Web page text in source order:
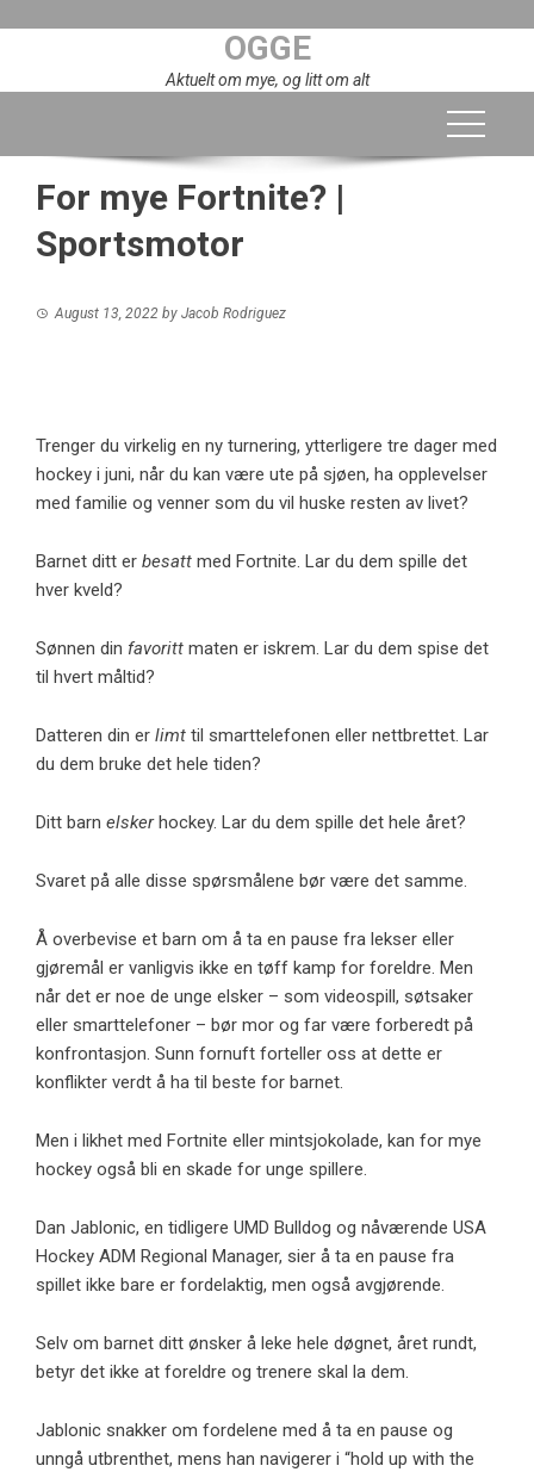
OGGE
Aktuelt om mye, og litt om alt
For mye Fortnite? |
Sportsmotor
August 13, 2022 by Jacob Rodriguez
Trenger du virkelig en ny turnering, ytterligere tre dager med
hockey i juni, når du kan være ute på sjøen, ha opplevelser
med familie og venner som du vil huske resten av livet?
Barnet ditt er besatt med Fortnite. Lar du dem spille det
hver kveld?
Sønnen din favoritt maten er iskrem. Lar du dem spise det
til hvert måltid?
Datteren din er limt til smarttelefonen eller nettbrettet. Lar
du dem bruke det hele tiden?
Ditt barn elsker hockey. Lar du dem spille det hele året?
Svaret på alle disse spørsmålene bør være det samme.
Å overbevise et barn om å ta en pause fra lekser eller
gjøremål er vanligvis ikke en tøff kamp for foreldre. Men
når det er noe de unge elsker – som videospill, søtsaker
eller smarttelefoner – bør mor og far være forberedt på
konfrontasjon. Sunn fornuft forteller oss at dette er
konflikter verdt å ha til beste for barnet.
Men i likhet med Fortnite eller mintsjokolade, kan for mye
hockey også bli en skade for unge spillere.
Dan Jablonic, en tidligere UMD Bulldog og nåværende USA
Hockey ADM Regional Manager, sier å ta en pause fra
spillet ikke bare er fordelaktig, men også avgjørende.
Selv om barnet ditt ønsker å leke hele døgnet, året rundt,
betyr det ikke at foreldre og trenere skal la dem.
Jablonic snakker om fordelene med å ta en pause og
unngå utbrenthet, mens han navigerer i “hold up with the